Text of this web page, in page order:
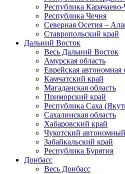
Республика
Республика Чечня
Северная Осетия –
Ставропольский край
Дальний Восток
Весь Дальний Восток
Амурская область
Еврейская автономная
Камчатский край
Магаданская область
Приморский край
Республика Саха
Сахалинская область
Хабаровский край
Чукотский
Забайкальский край
Республика Бурятия
Донбасс
Весь Донбасс